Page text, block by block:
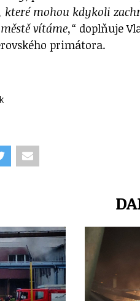
které mohou kdykoli
vítáme,“ doplňuje
primátora.